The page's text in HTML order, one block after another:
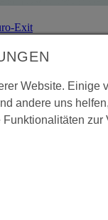
Exit
Website. Einige
andere uns
zur